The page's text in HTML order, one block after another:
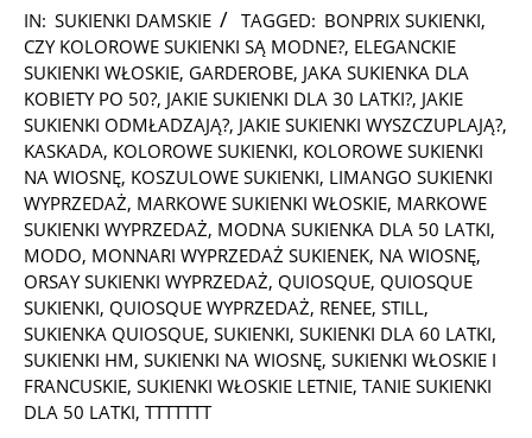
2025-
10-
18
IN: SUKIENKI DAMSKIE TAGGED: BONPRIX SUKIENKI,
CZY KOLOROWE SUKIENKI SĄ MODNE?, ELEGANCKIE
SUKIENKI WŁOSKIE, GARDEROBE, JAKA SUKIENKA DLA
KOBIETY PO 50?, JAKIE SUKIENKI DLA 30 LATKI?, JAKIE
SUKIENKI ODMŁADZAJĄ?, JAKIE SUKIENKI WYSZCZUPLAJĄ?,
KASKADA, KOLOROWE SUKIENKI, KOLOROWE SUKIENKI
NA WIOSNĘ, KOSZULOWE SUKIENKI, LIMANGO SUKIENKI
WYPRZEDAŻ, MARKOWE SUKIENKI WŁOSKIE, MARKOWE
SUKIENKI WYPRZEDAŻ, MODNA SUKIENKA DLA 50 LATKI,
MODO, MONNARI WYPRZEDAŻ SUKIENEK, NA WIOSNĘ,
ORSAY SUKIENKI WYPRZEDAŻ, QUIOSQUE, QUIOSQUE
SUKIENKI, QUIOSQUE WYPRZEDAŻ, RENEE, STILL,
SUKIENKA QUIOSQUE, SUKIENKI, SUKIENKI DLA 60 LATKI,
SUKIENKI HM, SUKIENKI NA WIOSNĘ, SUKIENKI WŁOSKIE I
FRANCUSKIE, SUKIENKI WŁOSKIE LETNIE, TANIE SUKIENKI
DLA 50 LATKI, TTTTTTT